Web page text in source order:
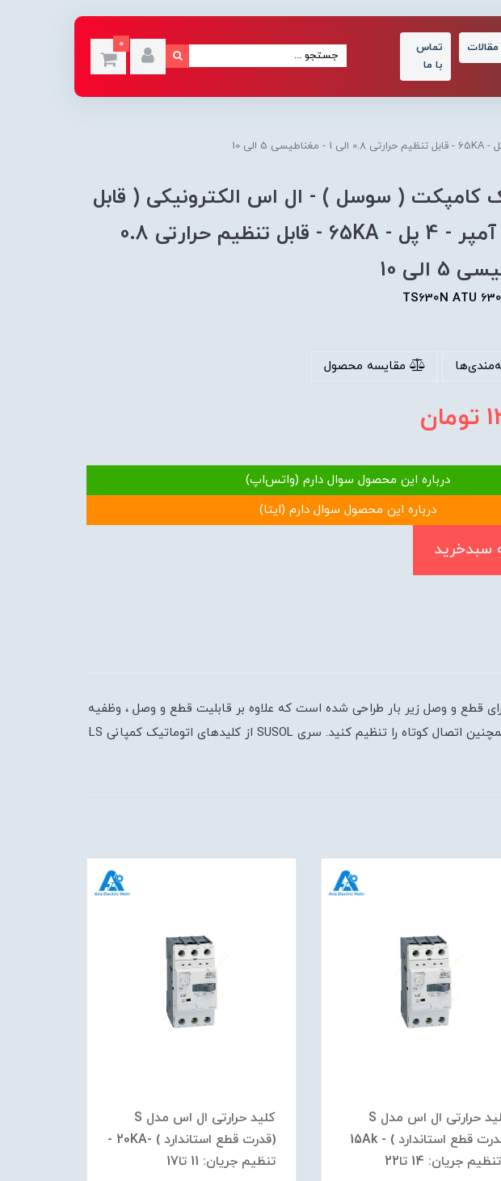
مقالات
تماس
با ما
0
کامپکت ( سوسل ) - ال اس الکترونیکی ( قابل
تنظیم ) 630 آمپر - 4 پل - 65KA - قابل تنظیم حرارتی 0.8
مقایسه محصول
تومان
درباره این محصول سوال دارم (واتس‌اپ)
درباره این محصول سوال دارم (ایتا)
قطع و وصل زیر بار طراحی شده است که علاوه بر قابلیت قطع و وصل ، وظفیه
حفاظت را نیز دارند.در مدل های قابل تنظیم شما میتوانید مقدار حفاظت در برابر جریان حرارتی و همچنین اتصال کوتاه را تنظیم کنید. سری SUSOL از کلیدهای اتوماتیک کمپانی LS
کلید حرارتی ال اس مدل S
(قدرت قطع استاندارد ) - 15Ak
جریان: 14 تا22
کلید حرارتی ال اس مدل S
(قدرت قطع استاندارد ) -20KA -
تنظیم جریان: 11 تا17